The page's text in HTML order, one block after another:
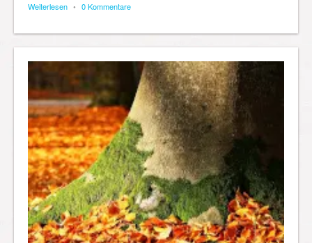
Weiterlesen • 0 Kommentare